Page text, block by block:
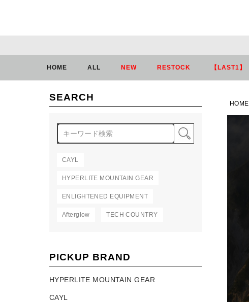
HOME ALL NEW RESTOCK 【LAST1】
SEARCH
CAYL
HYPERLITE MOUNTAIN GEAR
ENLIGHTENED EQUIPMENT
Afterglow TECH COUNTRY
PICKUP BRAND
HYPERLITE MOUNTAIN GEAR
CAYL
HOME